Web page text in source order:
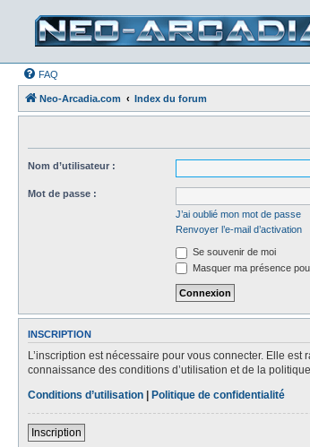
FAQ
Neo-Arcadia.com Index du forum
Nom d’utilisateur :
Mot de passe :
J’ai oublié mon mot de passe
Renvoyer l’e-mail d’activation
Se souvenir de moi
Masquer ma présence
INSCRIPTION
L’inscription est nécessaire pour vous connecter. Elle
connaissance des conditions d’utilisation et de la
Conditions d’utilisation | Politique de confidentialité
Inscription